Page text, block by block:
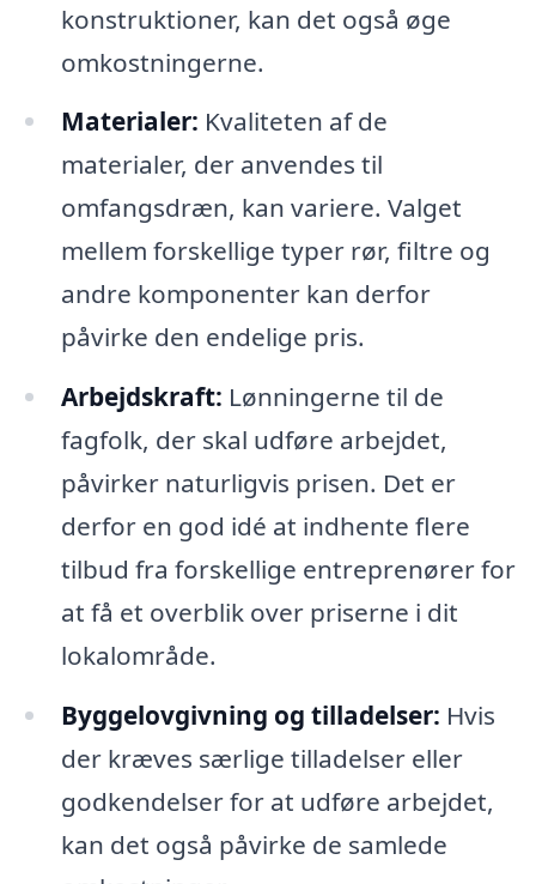
konstruktioner, kan det også øge
omkostningerne.
Materialer: Kvaliteten af de
materialer, der anvendes til
omfangsdræn, kan variere. Valget
mellem forskellige typer rør, filtre og
andre komponenter kan derfor
påvirke den endelige pris.
Arbejdskraft: Lønningerne til de
fagfolk, der skal udføre arbejdet,
påvirker naturligvis prisen. Det er
derfor en god idé at indhente flere
tilbud fra forskellige entreprenører for
at få et overblik over priserne i dit
lokalområde.
Byggelovgivning og tilladelser: Hvis
der kræves særlige tilladelser eller
godkendelser for at udføre arbejdet,
kan det også påvirke de samlede